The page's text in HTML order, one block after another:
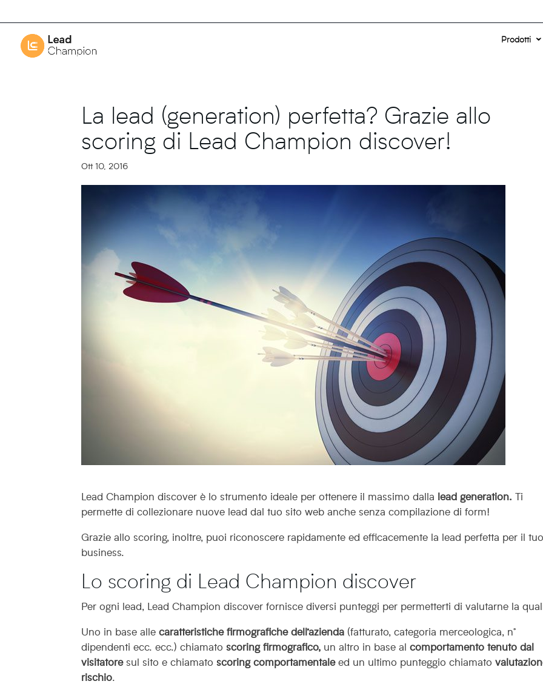
Prodotti
La lead (generation) perfetta? Grazie allo
scoring di Lead Champion discover!
Ott 10, 2016
Lead Champion discover è lo strumento ideale per ottenere il massimo dalla lead generation. Ti
permette di collezionare nuove lead dal tuo sito web anche senza compilazione di form!
Grazie allo scoring, inoltre, puoi riconoscere rapidamente ed efficacemente la lead perfetta per il tuo
business.
Lo scoring di Lead Champion discover
Per ogni lead, Lead Champion discover fornisce diversi punteggi per permetterti di valutarne la
Uno in base allecaratteristiche firmografiche dell’azienda (fatturato, categoria merceologica, n°
dipendenti ecc. ecc.) chiamatoscoring firmografico, un altro in base alcomportamento tenuto dal
visitatoresul sito e chiamatoscoring comportamentaleed un ultimo punteggio chiamato
rischio.